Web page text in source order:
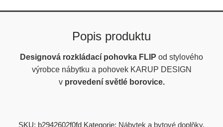
Popis produktu
Designová rozkládací pohovka FLIP od stylového
výrobce nábytku a pohovek KARUP DESIGN
v provedení světlé borovice.
SKU: b2942602f0fd Kategorie: Nábytek a bytové doplňky,